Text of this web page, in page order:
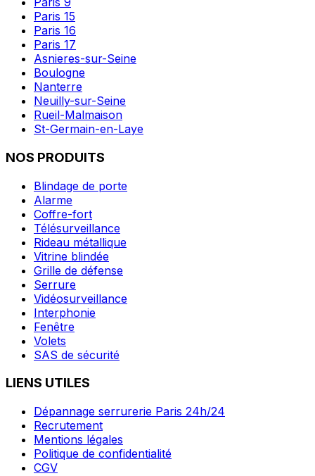
Paris 15
Paris 16
Paris 17
Asnieres-sur-Seine
Boulogne
Nanterre
Neuilly-sur-Seine
Rueil-Malmaison
St-Germain-en-Laye
NOS PRODUITS
Blindage de porte
Alarme
Coffre-fort
Télésurveillance
Rideau métallique
Vitrine blindée
Grille de défense
Serrure
Vidéosurveillance
Interphonie
Fenêtre
Volets
SAS de sécurité
LIENS UTILES
Dépannage serrurerie Paris 24h/24
Recrutement
Mentions légales
Politique de confidentialité
CGV